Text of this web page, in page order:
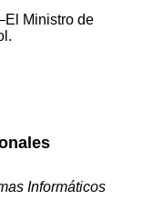
Ministro de
Informáticos